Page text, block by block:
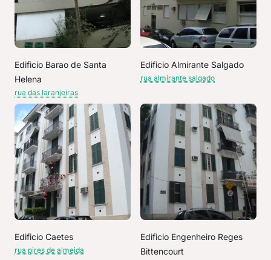
Edificio Barao de Santa
Helena
rua das laranjeiras
Edificio Almirante Salgado
rua almirante salgado
Edificio Caetes
rua pires de almeida
Edificio Engenheiro Reges
Bittencourt